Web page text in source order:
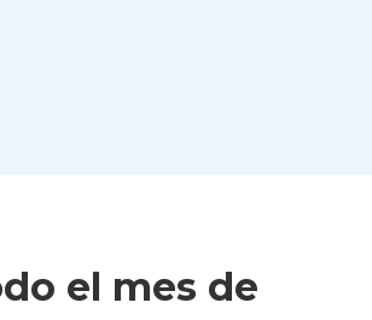
el mes de